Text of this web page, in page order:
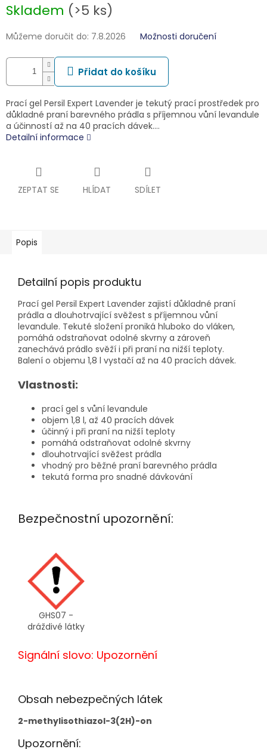
cena:
Skladem (>5 ks)
Můžeme doručit do: 7.8.2026 Možnosti doručení
Přidat do košíku
Prací gel Persil Expert Lavender je tekutý prací prostředek pro
důkladné praní barevného prádla s příjemnou vůní levandule
a účinností až na 40 pracích dávek.…
Detailní informace
ZEPTAT SE HLÍDAT SDÍLET
Popis
Detailní popis produktu
Prací gel Persil Expert Lavender zajistí důkladné praní
prádla a dlouhotrvající svěžest s příjemnou vůní
levandule. Tekuté složení proniká hluboko do vláken,
pomáhá odstraňovat odolné skvrny a zároveň
zanechává prádlo svěží i při praní na nižší teploty.
Balení o objemu 1,8 l vystačí až na 40 pracích dávek.
Vlastnosti:
prací gel s vůní levandule
objem 1,8 l, až 40 pracích dávek
účinný i při praní na nižší teploty
pomáhá odstraňovat odolné skvrny
dlouhotrvající svěžest prádla
vhodný pro běžné praní barevného prádla
tekutá forma pro snadné dávkování
Bezpečnostní upozornění:
GHS07 -
dráždivé látky
Signální slovo: Upozornění
Obsah nebezpečných látek
2-methylisothiazol-3(2H)-on
Upozornění: